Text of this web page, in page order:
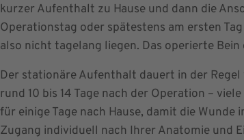
kurzer Aufenthalt zu Hause und dann die
Operationstag oder spätestens am ersten
also nicht tagelang liegen. Das operierte
Der stationäre Aufenthalt dauert in der Regel
rund 10 bis 14 Tage nach der Operation –
für einige Tage nach Hause, damit die
Zugang individuell nach Ihrer Anatomie und